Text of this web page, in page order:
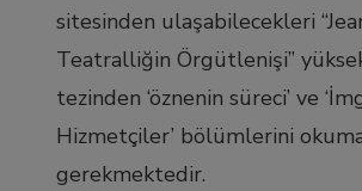
sitesinden ulaşabilecekleri
Teatralliğin Örgütlenişi”
tezinden ‘öznenin süreci’ ve
Hizmetçiler’ bölümlerini
gerekmektedir.